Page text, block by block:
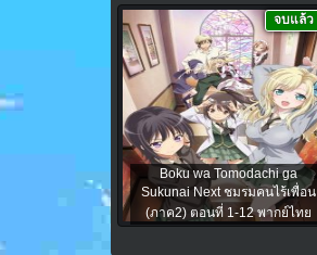
Boku wa Tomodachi ga
Sukunai Next ชมรมคนไร้เพื่อน
(ภาค2) ตอนที่ 1-12 พากย์ไทย
จบแล้ว